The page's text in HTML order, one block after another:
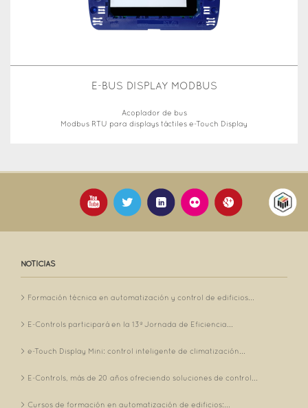
E-BUS DISPLAY MODBUS
Acoplador de bus
Modbus RTU para displays táctiles e-Touch Display
NOTICIAS
Formación técnica en automatización y control de edificios...
E-Controls participará en la 13ª Jornada de Eficiencia...
e-Touch Display Mini: control inteligente de climatización...
E-Controls, más de 20 años ofreciendo soluciones de control...
Cursos de formación en automatización de edificios:...